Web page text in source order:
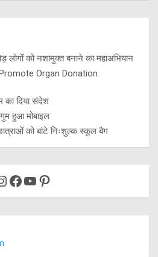
को नशामुक्त बनाने का महाअभियान
Organ Donation
का दिया संदेश
गुम हुआ मोबाइल
को बांटे निःशुल्क स्कूल बैग
Facebook
YouTube
Pinterest